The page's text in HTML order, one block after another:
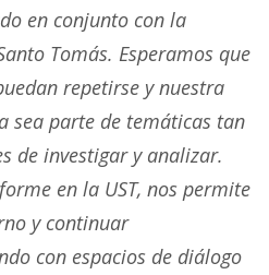
en conjunto con la
Tomás. Esperamos que
repetirse y nuestra
sea parte de temáticas tan
de investigar y analizar.
en la UST, nos permite
y continuar
con espacios de diálogo